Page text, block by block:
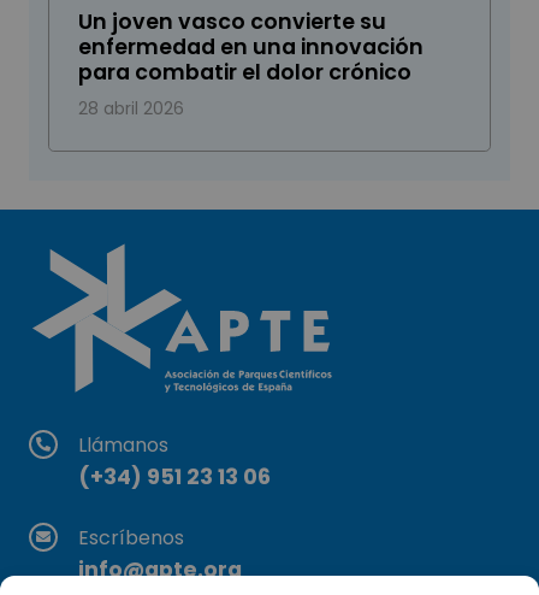
Un joven vasco convierte su
enfermedad en una innovación
para combatir el dolor crónico
28 abril 2026
Llámanos
(+34) 951 23 13 06
Escríbenos
info@apte.org